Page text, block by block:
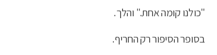
"כולנו קומה אחת." והלך.
בסופר הסיפור רק החריף.